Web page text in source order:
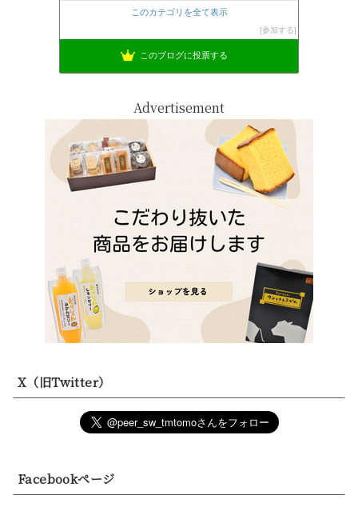
このカテゴリを全て表示
参加する
このブログに投票する
Advertisement
X（旧Twitter）
Facebookページ